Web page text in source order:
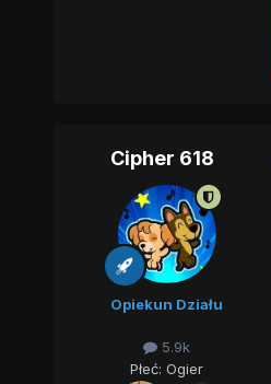
Cipher 618
Opiekun Działu
5.9k
Płeć: Ogier